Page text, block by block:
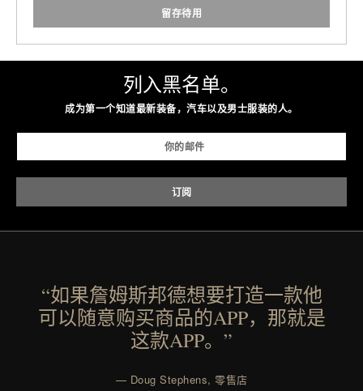
留存待用
列入黑名单。
成为第一个知道最新装备，汽车以及男士服装的人。
“如果詹姆斯邦德想要打造一款他
可以随意购买商品的APP，那就是
这款APP。”
— Doug Stephens, 零售店